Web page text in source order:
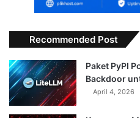
Recommended Post
Paket PyPI
Backdoor
April 4, 2026